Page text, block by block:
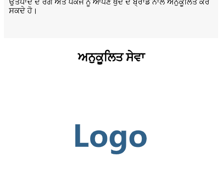
ਸਕਦੇ ਹੋ।
ਅਨੁਕੂਲਿਤ ਸੇਵਾ